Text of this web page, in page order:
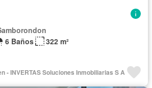
6 Baños
322 m²
Hace 4 días, 22 horas en - INVERTAS Soluciones Inmobiliarias S A